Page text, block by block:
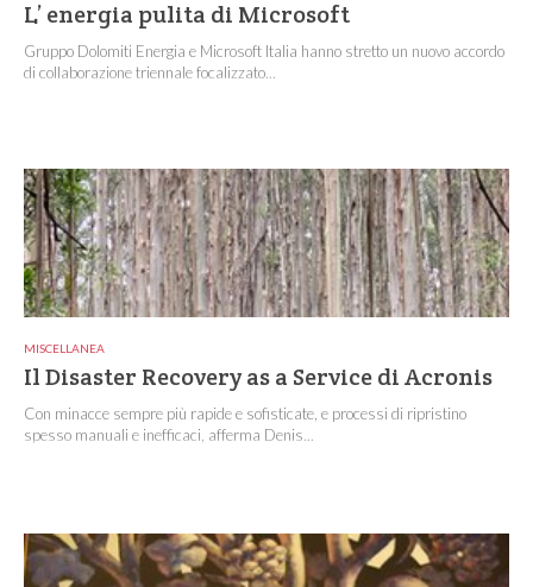
L’ energia pulita di Microsoft
Gruppo Dolomiti Energia e Microsoft Italia hanno stretto un nuovo accordo
di collaborazione triennale focalizzato...
MISCELLANEA
Il Disaster Recovery as a Service di Acronis
Con minacce sempre più rapide e sofisticate, e processi di ripristino
spesso manuali e inefficaci, afferma Denis...